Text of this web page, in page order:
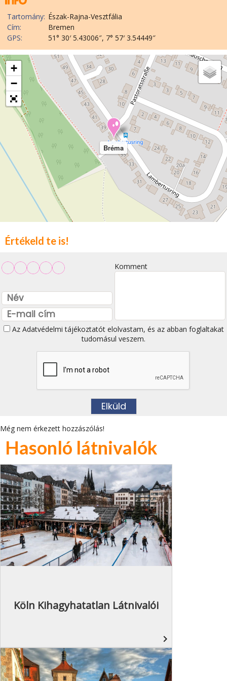
Tartomány: Észak-Rajna-Vesztfália
Cím:
Bremen
GPS:
51° 30′ 5.43006″, 7° 57′ 3.54449″
Bréma
+
−
Értékeld te is!
Komment
Az Adatvédelmi tájékoztatótelolvastam, és az abban foglaltakat
tudomásul veszem.
Még nem érkezett hozzászólás!
Hasonló látnivalók
Köln Kihagyhatatlan Látnivalói
navigate_next